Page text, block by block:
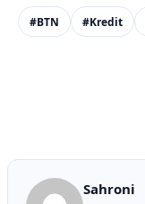
#BTN #Kredit
Sahroni